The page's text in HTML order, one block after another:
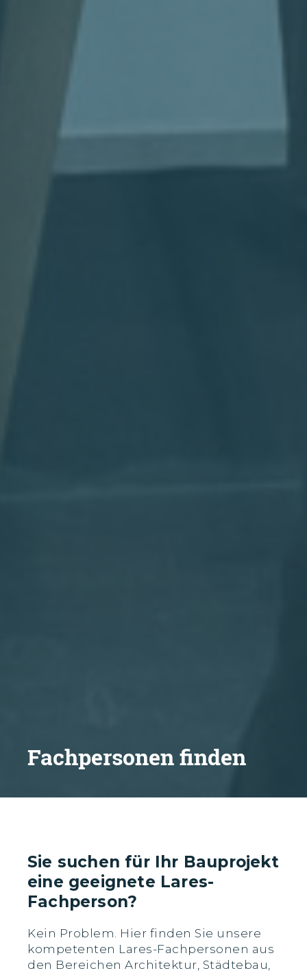
Fachpersonen finden
Sie suchen für Ihr Bauprojekt
eine geeignete Lares-
Fachperson?
Kein Problem. Hier finden Sie unsere
kompetenten Lares-Fachpersonen aus
den Bereichen Architektur, Städtebau,